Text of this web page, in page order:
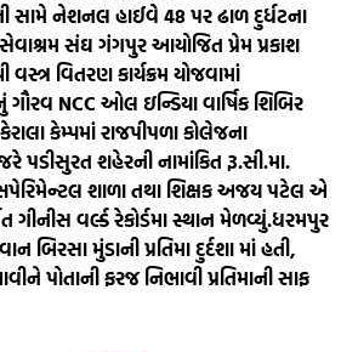
સામે નેશનલ હાઈવે 48 પર ઢાળ દુર્ધટના
સંઘ ગંગપુર આયોજિત પ્રેમ પ્રકાશ
વિતરણ કાર્યક્રમ યોજવામાં
NCC ઓલ ઇન્ડિયા વાર્ષિક શિબિર
કેમ્પમાં રાજપીપળા કોલેજના
પડીસુરત શહેરની નામાંકિત રૂ.સી.મા.
શાળા તથા શિક્ષક અજય પટેલ એ
ગીનીસ વર્લ્ડ રેકોર્ડમા સ્થાન મેળવ્યું.ધરમપુર
બિરસા મુંડાની પ્રતિમા દુર્દશા માં હતી,
પોતાની ફરજ નિભાવી પ્રતિમાની સાફ